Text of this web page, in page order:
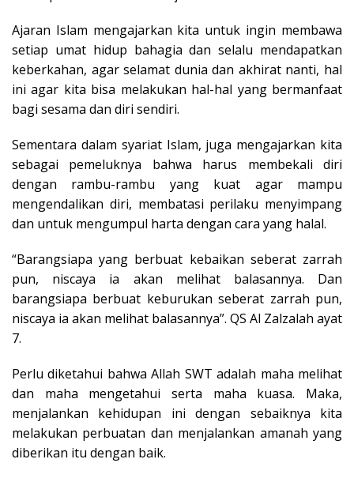
Ajaran Islam mengajarkan kita untuk ingin membawa
setiap umat hidup bahagia dan selalu mendapatkan
keberkahan, agar selamat dunia dan akhirat nanti, hal
ini agar kita bisa melakukan hal-hal yang bermanfaat
bagi sesama dan diri sendiri.
Sementara dalam syariat Islam, juga mengajarkan kita
sebagai pemeluknya bahwa harus membekali diri
dengan rambu-rambu yang kuat agar mampu
mengendalikan diri, membatasi perilaku menyimpang
dan untuk mengumpul harta dengan cara yang halal.
“Barangsiapa yang berbuat kebaikan seberat zarrah
pun, niscaya ia akan melihat balasannya. Dan
barangsiapa berbuat keburukan seberat zarrah pun,
niscaya ia akan melihat balasannya”. QS Al Zalzalah ayat
7.
Perlu diketahui bahwa Allah SWT adalah maha melihat
dan maha mengetahui serta maha kuasa. Maka,
menjalankan kehidupan ini dengan sebaiknya kita
melakukan perbuatan dan menjalankan amanah yang
diberikan itu dengan baik.